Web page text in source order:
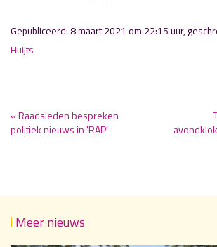
Gepubliceerd: 8 maart 2021 om 22:15 uur,
Huijts
« Raadsleden bespreken
politiek nieuws in 'RAP'
Meer nieuws